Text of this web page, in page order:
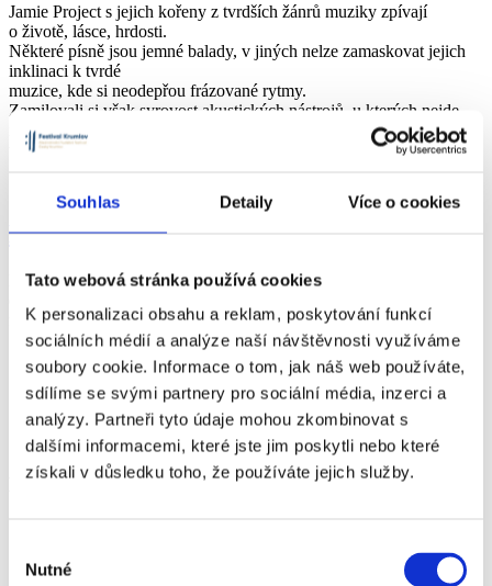
Souhlas Detaily Více o cookies
Tato webová stránka používá cookies
K personalizaci obsahu a reklam, poskytování funkcí
sociálních médií a analýze naší návštěvnosti využíváme
soubory cookie. Informace o tom, jak náš web používáte,
sdílíme se svými partnery pro sociální média, inzerci a
analýzy. Partneři tyto údaje mohou zkombinovat s
dalšími informacemi, které jste jim poskytli nebo které
získali v důsledku toho, že používáte jejich služby.
souhlasu
Nutné
Jamie Project s jejich kořeny z tvrdších žánrů muziky zpívají
o životě, lásce, hrdosti.
Některé písně jsou jemné balady, v jiných nelze zamaskovat jejich
inklinaci k tvrdé
muzice, kde si neodepřou frázované rytmy.
Zamilovali si však syrovost akustických nástrojů, u kterých nejde
nic schovat efekty a díky tomu spolu s bicími vzniklo tohle poutavé
trio.
Klášterní zahrada
Harmonická Klášterní zahrada nabízí návštěvníkům klid a prostor k
festivalových koncertů diváci vychutnají mnoho nevšedních zážitků.
Více o místu
Generální partner
Hlavní partneři